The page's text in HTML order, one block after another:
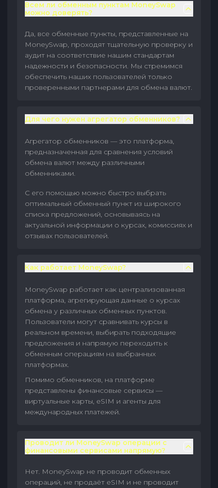
Всем ли обменным пунктам MoneySwap
можно доверять?
Да, все обменные пункты, представленные на
MoneySwap, проходят тщательную проверку и
аудит на соответствие нашим стандартам
надежности и безопасности. Мы стремимся
обеспечить наших пользователей только
проверенными партнерами для обмена валют.
Для чего нужен агрегатор обменников?
Агрегатор обменников — это платформа,
предназначенная для сравнения условий
обмена валют между различными
обменниками.
С его помощью можно быстро выбрать
оптимальный обменный пункт из широкого
списка предложений, основываясь на
актуальной информации о курсах, комиссиях и
отзывах пользователей.
Как работает MoneySwap?
MoneySwap работает как централизованная
платформа, агрегирующая данные о курсах
обмена у различных обменных пунктов.
Пользователи могут сравнивать курсы в
реальном времени, выбирать подходящие
предложения и напрямую переходить к
обменным операциям на выбранных
платформах.
Помимо обменников, на платформе
представлены финансовые сервисы —
виртуальные карты, eSIM и агенты для
международных платежей.
Проводит ли MoneySwap операции с
финансовыми сервисами напрямую?
Нет. MoneySwap не проводит обменных
операций, не продаёт eSIM и не проводит